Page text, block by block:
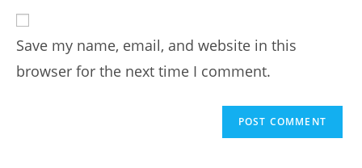
comment
URL
(optional)
Save my name, email, and website in this
browser for the next time I comment.